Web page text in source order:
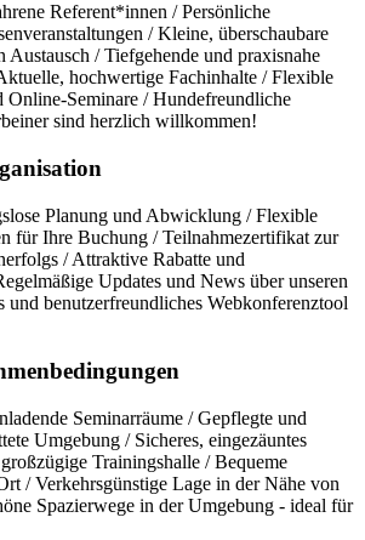
Referent*innen / Persönliche
/ Kleine, überschaubare
Austausch / Tiefgehende und praxisnahe
hochwertige Fachinhalte / Flexible
Online-Seminare / Hundefreundliche
sind herzlich willkommen!
Planung und Abwicklung / Flexible
für Ihre Buchung / Teilnahmezertifikat zur
/ Attraktive Rabatte und
Updates und News über unseren
und benutzerfreundliches Webkonferenztool
Seminarräume / Gepflegte und
Umgebung / Sicheres, eingezäuntes
Trainingshalle / Bequeme
/ Verkehrsgünstige Lage in der Nähe von
Spazierwege in der Umgebung - ideal für